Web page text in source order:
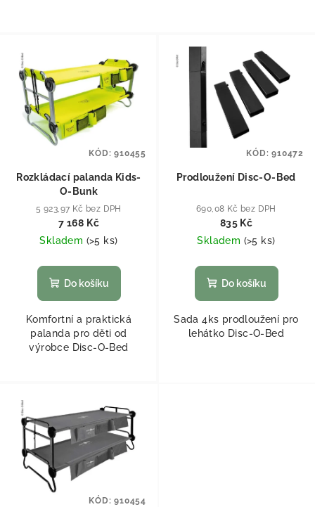
Rozkládací palanda Kids-
O-Bunk
5 923,97 Kč bez DPH
7 168 Kč
Skladem (>5 ks)
Do košíku
Komfortní a praktická
palanda pro děti od
výrobce Disc-O-Bed
KÓD:910455
Prodloužení Disc-O-Bed
690,08 Kč bez DPH
835 Kč
Skladem (>5 ks)
Do košíku
Sada 4ks prodloužení pro
lehátko Disc-O-Bed
KÓD:910472
KÓD:910454